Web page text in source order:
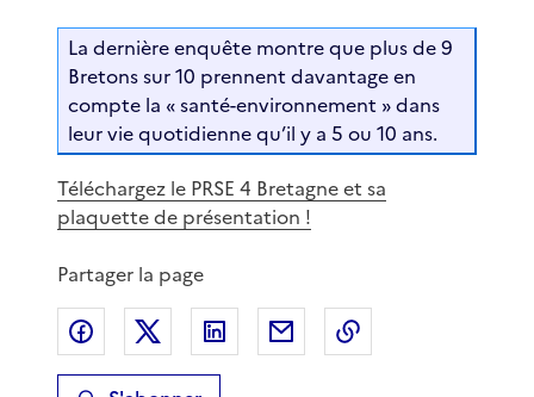
La dernière enquête montre que plus de 9
Bretons sur 10 prennent davantage en
compte la « santé-environnement » dans
leur vie quotidienne qu’il y a 5 ou 10 ans.
Téléchargez le PRSE 4 Bretagne et sa
plaquette de présentation !
Partager la page
Partager sur Facebook
Partager sur XPartager sur LinkedIn
Partager par email